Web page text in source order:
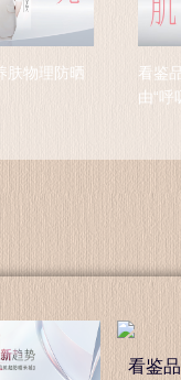
肤物理防晒
看鉴
由“呼
看鉴